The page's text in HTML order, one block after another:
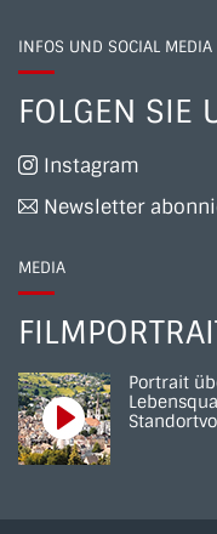
INFOS UND SOCIAL MEDIA
FOLGEN SIE
Instagram
Newsletter
MEDIA
Portrait